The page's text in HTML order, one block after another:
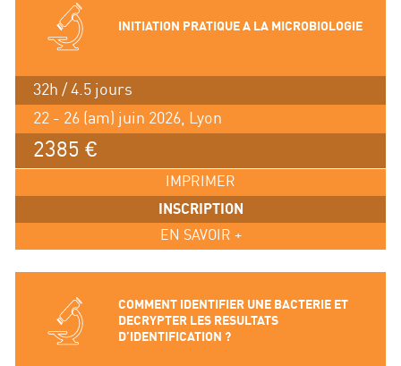
INITIATION PRATIQUE A LA MICROBIOLOGIE
32h / 4.5 jours
22 - 26 (am) juin 2026, Lyon
2385 €
IMPRIMER
INSCRIPTION
EN SAVOIR +
COMMENT IDENTIFIER UNE BACTERIE ET
DECRYPTER LES RESULTATS
D’IDENTIFICATION ?